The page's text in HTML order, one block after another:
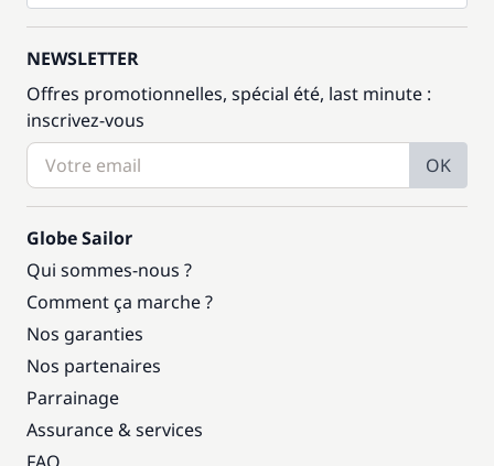
NEWSLETTER
Offres promotionnelles, spécial été, last minute :
inscrivez-vous
OK
Globe Sailor
Qui sommes-nous ?
Comment ça marche ?
Nos garanties
Nos partenaires
Parrainage
Assurance & services